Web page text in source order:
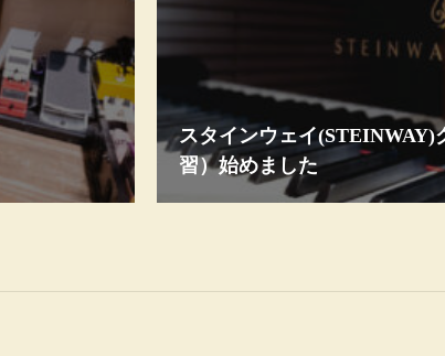
スタインウェイ(STEINWAY)
習）始めました